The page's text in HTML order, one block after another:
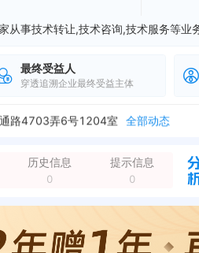
最终受益人
穿透追溯企业最终受益主体
路4703弄6号1204室
全部动态
路4703弄6号12层四川省攀枝花市东区
历史信息
0
提示信息
0